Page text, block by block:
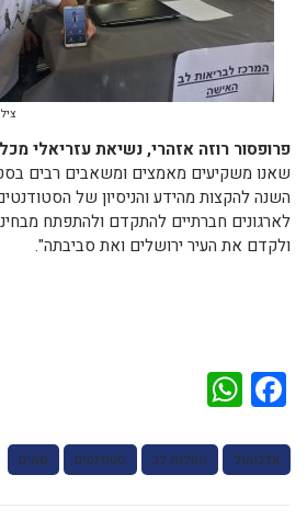
פרופסור רוזה אזהרי, נשיאת עזריאלי
שאנו משקיעים מאמצים ומשאבים רבים
השנה להקצות מהידע והניסיון של
לארגונים חברתיים להתקדם ולהתפתח
ולקדם את העיר ירושלים ואת סביבתה".
Facebook
אלכוהול מחלות לב סטודנטים סמים